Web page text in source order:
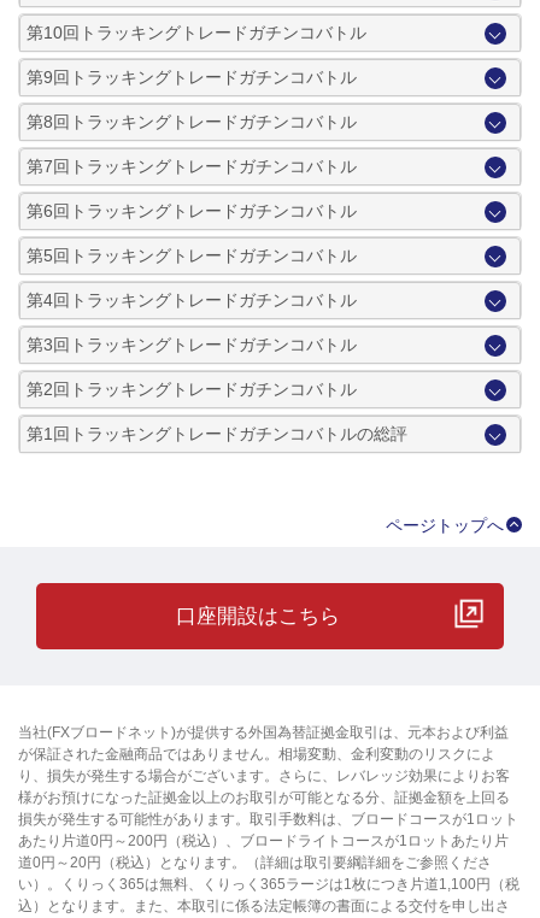
第10回トラッキングトレードガチンコバトル
第9回トラッキングトレードガチンコバトル
第8回トラッキングトレードガチンコバトル
第7回トラッキングトレードガチンコバトル
第6回トラッキングトレードガチンコバトル
第5回トラッキングトレードガチンコバトル
第4回トラッキングトレードガチンコバトル
第3回トラッキングトレードガチンコバトル
第2回トラッキングトレードガチンコバトル
第1回トラッキングトレードガチンコバトルの総評
ページトップへ
口座開設はこちら
当社(FXブロードネット)が提供する外国為替証拠金取引は、元本および利益
が保証された金融商品ではありません。相場変動、金利変動のリスクによ
り、損失が発生する場合がございます。さらに、レバレッジ効果によりお客
様がお預けになった証拠金以上のお取引が可能となる分、証拠金額を上回る
損失が発生する可能性があります。取引手数料は、ブロードコースが1ロット
あたり片道0円～200円（税込）、ブロードライトコースが1ロットあたり片
道0円～20円（税込）となります。（詳細は取引要綱詳細をご参照くださ
い）。くりっく365は無料、くりっく365ラージは1枚につき片道1,100円（税
込）となります。また、本取引に係る法定帳簿の書面による交付を申し出さ